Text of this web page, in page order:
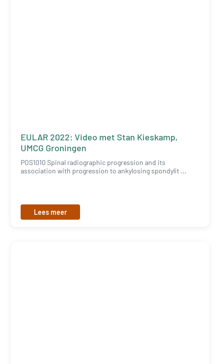
EULAR 2022: Video met Stan Kieskamp,
UMCG Groningen
POS1010 Spinal radiographic progression and its
association with progression to ankylosing spondylit ...
Lees meer